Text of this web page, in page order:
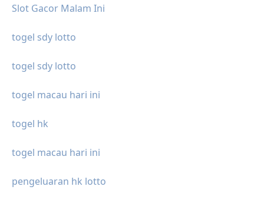
Slot Gacor Malam Ini
togel sdy lotto
togel sdy lotto
togel macau hari ini
togel hk
togel macau hari ini
pengeluaran hk lotto